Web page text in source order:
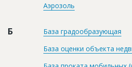
Аэрозоль
Б
База градообразующая
База оценки объекта